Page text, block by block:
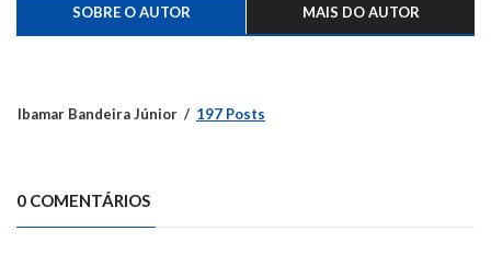
SOBRE O AUTOR MAIS DO AUTOR
Ibamar Bandeira Júnior 197 Posts
0 COMENTÁRIOS